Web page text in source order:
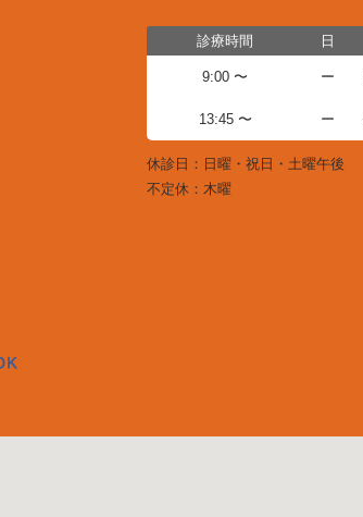
診療時間 日
9:00 〜 ー
13:45 〜 ー
休診日：日曜・祝日・土曜午後
不定休：木曜